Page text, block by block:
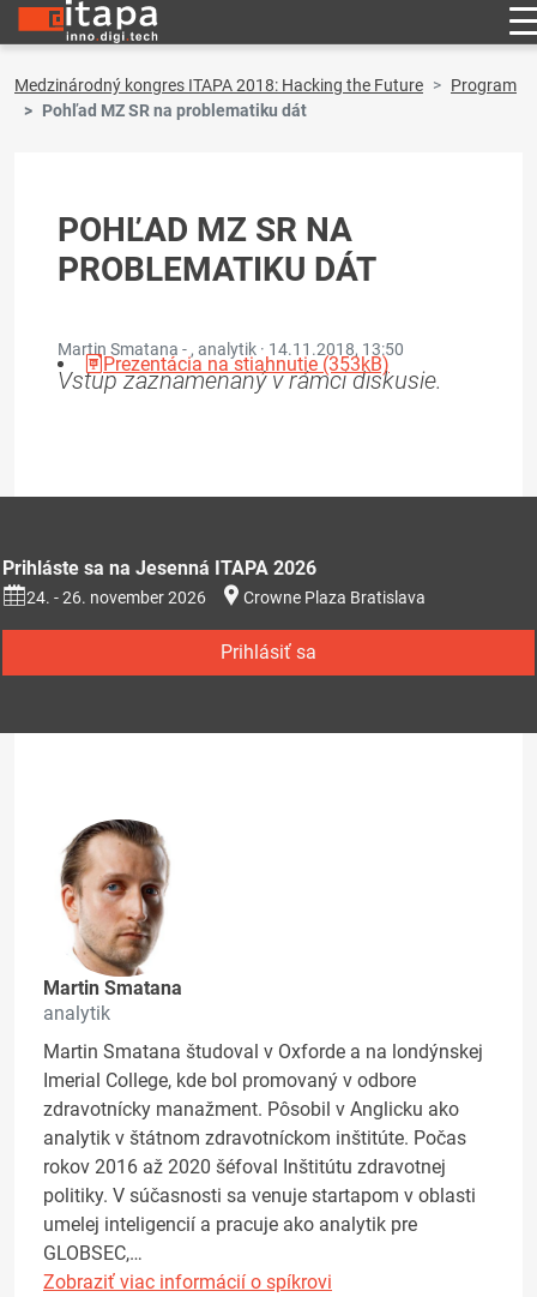
Medzinárodný kongres ITAPA 2018: Hacking the Future
Program
Pohľad MZ SR na problematiku dát
POHĽAD MZ SR NA
PROBLEMATIKU DÁT
Martin Smatana - , analytik · 14.11.2018, 13:50
Vstup zaznamenaný v rámci diskusie.
Prezentácia na stiahnutie (353kB)
Prihláste sa na Jesenná ITAPA 2026
24. - 26. november 2026 Crowne Plaza Bratislava
Prihlásiť sa
Martin Smatana
analytik
Martin Smatana študoval v Oxforde a na londýnskej
Imerial College, kde bol promovaný v odbore
zdravotnícky manažment. Pôsobil v Anglicku ako
analytik v štátnom zdravotníckom inštitúte. Počas
rokov 2016 až 2020 šéfoval Inštitútu zdravotnej
politiky. V súčasnosti sa venuje startapom v oblasti
umelej inteligencií a pracuje ako analytik pre
GLOBSEC,…
Zobraziť viac informácií o spíkrovi